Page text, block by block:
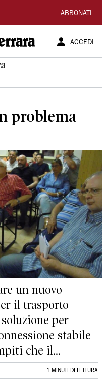
ABBONATI
ACCEDI
problema
un nuovo
il trasporto
per
stabile
che il...
1 MINUTI DI LETTURA